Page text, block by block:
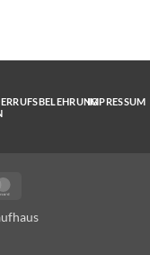
IMPRESSUM